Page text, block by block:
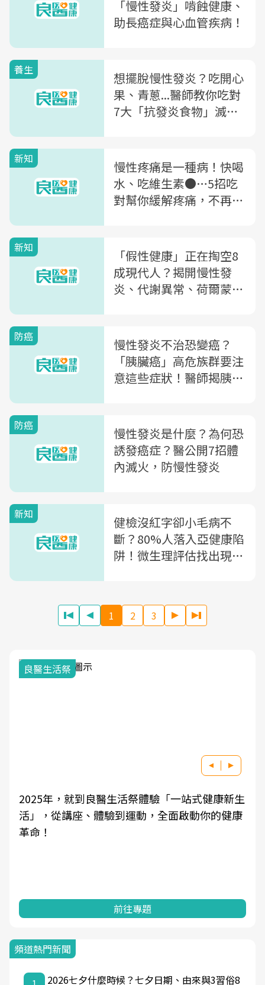
「慢性發炎」啃蝕健康、
助長癌症與心血管疾病！
養生
想擺脫慢性發炎？吃開心
果、青蔥...醫師教你吃對
7大「抗發炎食物」滅身
新知
慢性疼痛是一種病！快喝
水、吃維生素●…5招吃
對幫你緩解疼痛，不再只
新知
「假性健康」正在掏空8
成現代人？揭開慢性發
炎、代謝異常、荷爾蒙失
防癌
慢性發炎不治恐變癌？
「胰臟癌」高危族群要注
意這些症狀！醫師揭胰臟
防癌
慢性發炎是什麼？為何恐
誘發癌症？醫公開7招體
內滅火，防慢性發炎
新知
健檢沒紅字卻小毛病不
斷？80%人落入亞健康陷
阱！微生理評估找出現代
1 2 3
我與健康韌性的距離
良醫健康網從「換季的身體變化」出發，透過醫
學觀點與日常感受的對話，建立對亞健康的認
知，進而引導實際的改善行動。
前往專題
頻道熱門新聞
2026七夕什麼時候？七夕日期、由來與3習俗8